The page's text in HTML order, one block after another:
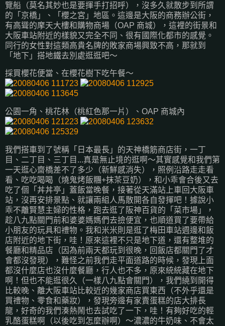
覽船（莫名其妙也是要揮手打招呼），沒多久就散步到所謂
的「京橋」、「櫻之宮」地區。這邊是大阪的商務辦公街，
有高聳的摩天大樓和購物商場（OAP 商城），這裡的街景和
大阪車站附近的樣貌又完全不同、很有國際化都市的感覺。
同行的女性對這類高貴名牌的敗家商場興致不高，那就到
「地下」搭地鐵去別處逛逛吧～
採買櫻花便當、在櫻花樹下吃午餐～
公園一角、桃花林（桃紅色那一片）、OAP 商城內
我們搭車到了號稱「日本最長」的天神橋筋商店街，一丁
目、二丁目、三丁目...真是無止境的逛啊～其實感覺和我們第
一天逛心齋橋差不了多少（新鮮感消失），照例沿路走走看
看、吃吃喝喝（燒鬼烤飯糰+抹茶豆奶），和小乖會合後又去
吃了個「丼丼亭」蓋飯當晚餐，接著從天滿站上車回大阪車
站，沒再安排景點、就讓兩組人馬散開各自發揮吧！據說小
乖不離賢慧主婦的性格，跑去逛了阪神百貨的「菜市場」，
趁八九點關門前和婆婆媽媽們去撿便宜，也順道買了要帶給
小朋友的玩具和禮物。我和米米則是逛了梅田車站週邊和飯
店附近的地下街，哇！原來這裡不只是地下道，還有整堆的
餐廳和精品店（因為前兩天都玩到很晚，回飯店都關門了才
會都沒發現），難怪之前我們走平面道路的時候，發現上面
都沒什麼店也沒什麼餐廳，行人也不多，原來統統藏在地下
啊！但也不能逛很久（一樣八九點會關門），我們繞到開得
比較晚、離大阪車站比較近的幾家商店買東西（不外乎還是
買禮物、零食和藥妝），發現旁邊有家賣蛋糕的店大排長
龍，好奇的我們湊熱鬧也去試吃了一下，哇！有夠好吃的輕
乳酪蛋糕啊（以後吃到怎麼辦啊）～濃濃的牛奶味、不會太